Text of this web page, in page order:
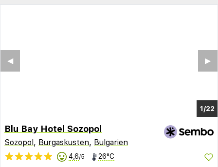
1/14
▶︎
◀︎
Blu Bay Hotel Sozopol
Sozopol, Burgaskusten, Bulgarien
4,6/5 26°C